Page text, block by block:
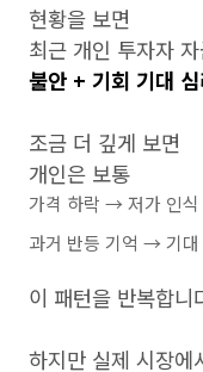
현황을 보면
최근 개인 투자자
불안 + 기회 기대
조금 더 깊게 보면
개인은 보통
가격 하락 → 저가 인식
과거 반등 기억 → 기대
이 패턴을 반복합니
하지만 실제 시장에